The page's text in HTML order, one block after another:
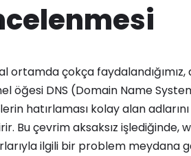
ortamda çokça
öğesi DNS (Domain Name
hatırlaması kolay alan
Bu çevrim aksaksız işlediğinde,
ilgili bir problem meydana